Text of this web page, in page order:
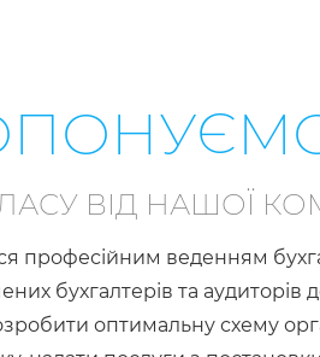
ВІД НАШОЇ
професійним веденням
бухгалтерів та
оптимальну схему